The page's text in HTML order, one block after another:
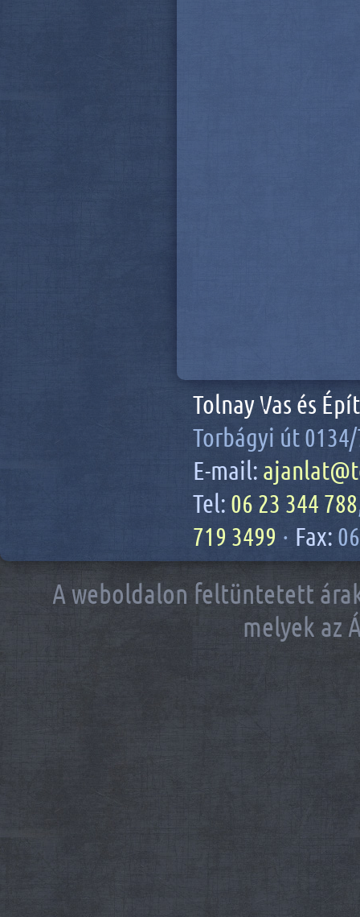
Tolnay Vas és
Torbágyi út
E-mail:
Tel: 06 23 344 788
719 3499 · Fax:
A weboldalon feltüntetett
melyek az